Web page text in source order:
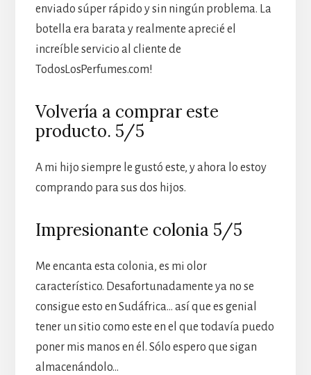
enviado súper rápido y sin ningún problema. La
botella era barata y realmente aprecié el
increíble servicio al cliente de
TodosLosPerfumes.com!
Volvería a comprar este
producto. 5/5
A mi hijo siempre le gustó este, y ahora lo estoy
comprando para sus dos hijos.
Impresionante colonia 5/5
Me encanta esta colonia, es mi olor
característico. Desafortunadamente ya no se
consigue esto en Sudáfrica… así que es genial
tener un sitio como este en el que todavía puedo
poner mis manos en él. Sólo espero que sigan
almacenándolo…